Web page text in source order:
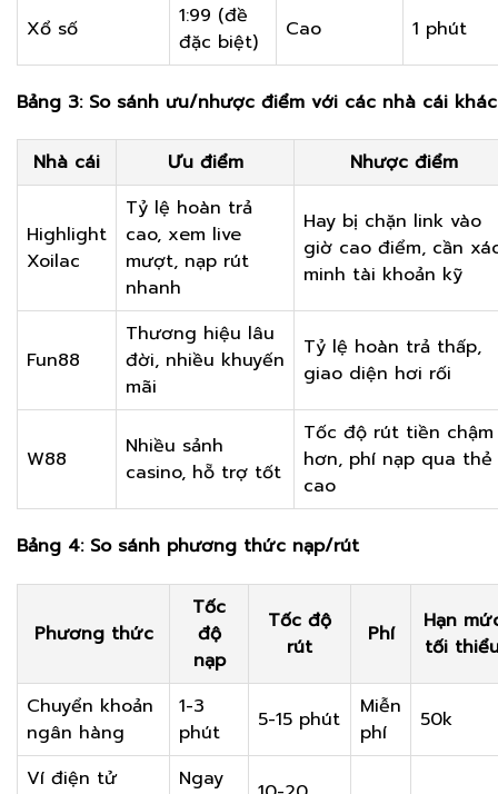
Xổ số
1:99 (đề
đặc biệt)
Cao 1 phút
Bảng 3: So sánh ưu/nhược điểm với các nhà cái khác
Nhà cái Ưu điểm Nhược điểm
Highlight
Xoilac
Tỷ lệ hoàn trả
cao, xem live
mượt, nạp rút
nhanh
Hay bị chặn link vào
giờ cao điểm, cần
minh tài khoản kỹ
Fun88
Thương hiệu lâu
đời, nhiều khuyến
mãi
Tỷ lệ hoàn trả thấp,
giao diện hơi rối
W88
Nhiều sảnh
casino, hỗ trợ tốt
Tốc độ rút tiền chậm
hơn, phí nạp qua thẻ
cao
Bảng 4: So sánh phương thức nạp/rút
Phương thức
Tốc
độ
nạp
Tốc độ
rút
Phí
Hạn
tối
Chuyển khoản
ngân hàng
1-3
phút
5-15 phút
Miễn
phí
50k
Ví điện tử
Ngay